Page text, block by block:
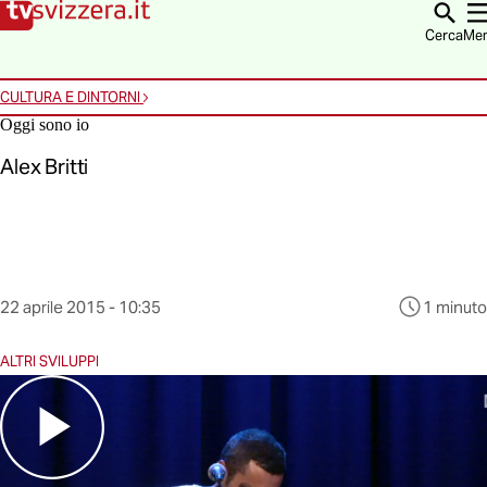
Vai alla homepage
Vai alla navigazione
Vai al contenuto
Vai alla ricerca
Cerca
CULTURA E DINTORNI
Oggi sono io
Alex Britti
Questo
stato
pubblicato
al
22 aprile 2015 - 10:35 1 minuto
ALTRI SVILUPPI